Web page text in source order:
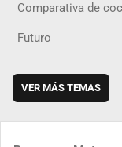
Comparativa de
Futuro
VER MÁS TEMAS